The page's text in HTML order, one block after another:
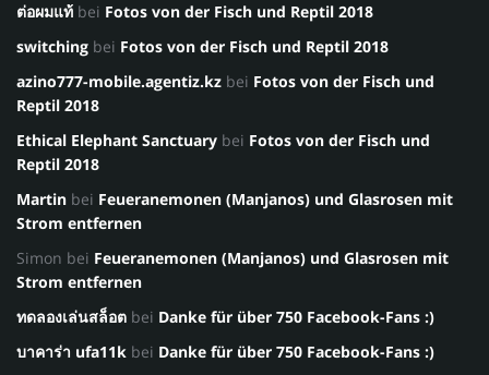
ต่อผมแท้ bei Fotos von der Fisch und Reptil 2018
switching bei Fotos von der Fisch und Reptil 2018
azino777-mobile.agentiz.kz bei Fotos von der Fisch und
Reptil 2018
Ethical Elephant Sanctuary bei Fotos von der Fisch und
Reptil 2018
Martin bei Feueranemonen (Manjanos) und Glasrosen mit
Strom entfernen
Simon bei Feueranemonen (Manjanos) und Glasrosen mit
Strom entfernen
ทดลองเล่นสล็อต bei Danke für über 750 Facebook-Fans :)
บาคาร่า ufa11k bei Danke für über 750 Facebook-Fans :)